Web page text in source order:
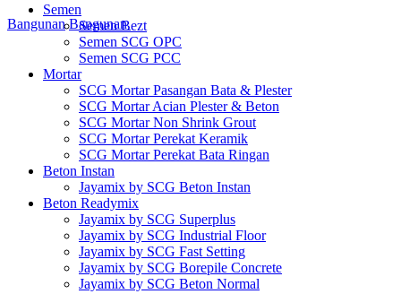
Bangunan Bangunan
Semen
Semen Bezt
Semen SCG OPC
Semen SCG PCC
Mortar
SCG Mortar Pasangan Bata & Plester
SCG Mortar Acian Plester & Beton
SCG Mortar Non Shrink Grout
SCG Mortar Perekat Keramik
SCG Mortar Perekat Bata Ringan
Beton Instan
Jayamix by SCG Beton Instan
Beton Readymix
Jayamix by SCG Superplus
Jayamix by SCG Industrial Floor
Jayamix by SCG Fast Setting
Jayamix by SCG Borepile Concrete
Jayamix by SCG Beton Normal